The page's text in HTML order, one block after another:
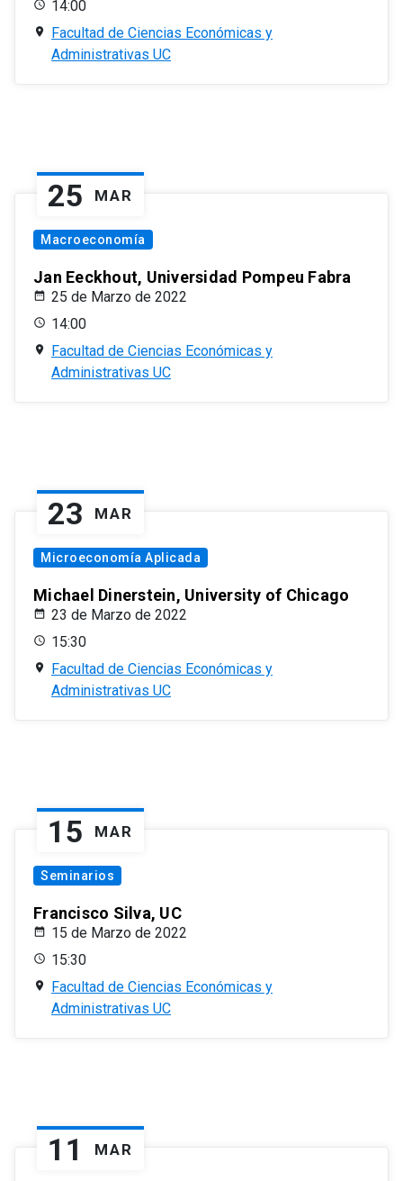
14:00
Facultad de Ciencias Económicas y
Administrativas UC
25 MAR
Macroeconomía
Jan Eeckhout, Universidad Pompeu Fabra
25 de Marzo de 2022
14:00
Facultad de Ciencias Económicas y
Administrativas UC
23 MAR
Microeconomía Aplicada
Michael Dinerstein, University of Chicago
23 de Marzo de 2022
15:30
Facultad de Ciencias Económicas y
Administrativas UC
15 MAR
Seminarios
Francisco Silva, UC
15 de Marzo de 2022
15:30
Facultad de Ciencias Económicas y
Administrativas UC
11 MAR